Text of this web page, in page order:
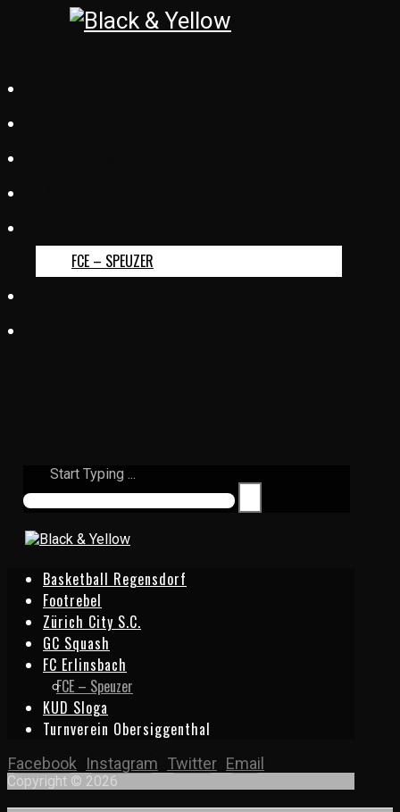
FCE – SPEUZER
Start Typing ...
Basketball Regensdorf
Footrebel
Zürich City S.C.
GC Squash
FC Erlinsbach
FCE – Speuzer
KUD Sloga
Turnverein Obersiggenthal
Facebook Instagram Twitter Email
Copyright © 2026